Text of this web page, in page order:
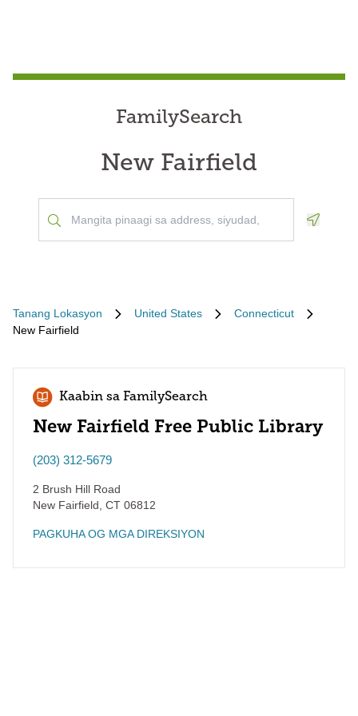
FamilySearch
New Fairfield
Tanang Lokasyon United States
Connecticut
New Fairfield
Kaabin sa FamilySearch
New Fairfield Free Public Library
(203) 312-5679
2 Brush Hill Road
New Fairfield CT 06812
PAGKUHA OG MGA DIREKSIYON